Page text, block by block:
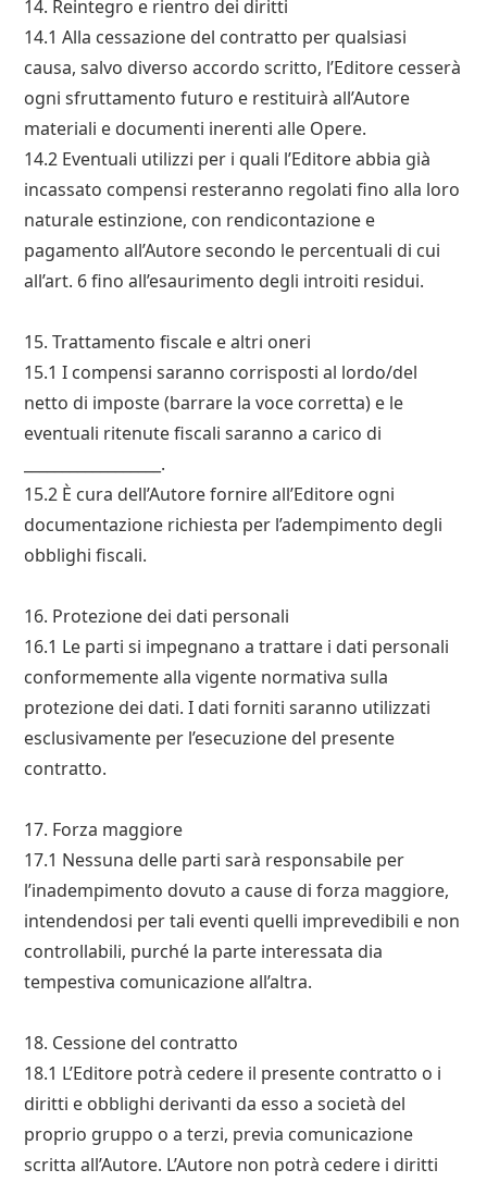
14. Reintegro e rientro dei diritti
14.1 Alla cessazione del contratto per qualsiasi
causa, salvo diverso accordo scritto, l’Editore cesserà
ogni sfruttamento futuro e restituirà all’Autore
materiali e documenti inerenti alle Opere.
14.2 Eventuali utilizzi per i quali l’Editore abbia già
incassato compensi resteranno regolati fino alla loro
naturale estinzione, con rendicontazione e
pagamento all’Autore secondo le percentuali di cui
all’art. 6 fino all’esaurimento degli introiti residui.
15. Trattamento fiscale e altri oneri
15.1 I compensi saranno corrisposti al lordo/del
netto di imposte (barrare la voce corretta) e le
eventuali ritenute fiscali saranno a carico di
__________________.
15.2 È cura dell’Autore fornire all’Editore ogni
documentazione richiesta per l’adempimento degli
obblighi fiscali.
16. Protezione dei dati personali
16.1 Le parti si impegnano a trattare i dati personali
conformemente alla vigente normativa sulla
protezione dei dati. I dati forniti saranno utilizzati
esclusivamente per l’esecuzione del presente
contratto.
17. Forza maggiore
17.1 Nessuna delle parti sarà responsabile per
l’inadempimento dovuto a cause di forza maggiore,
intendendosi per tali eventi quelli imprevedibili e non
controllabili, purché la parte interessata dia
tempestiva comunicazione all’altra.
18. Cessione del contratto
18.1 L’Editore potrà cedere il presente contratto o i
diritti e obblighi derivanti da esso a società del
proprio gruppo o a terzi, previa comunicazione
scritta all’Autore. L’Autore non potrà cedere i diritti